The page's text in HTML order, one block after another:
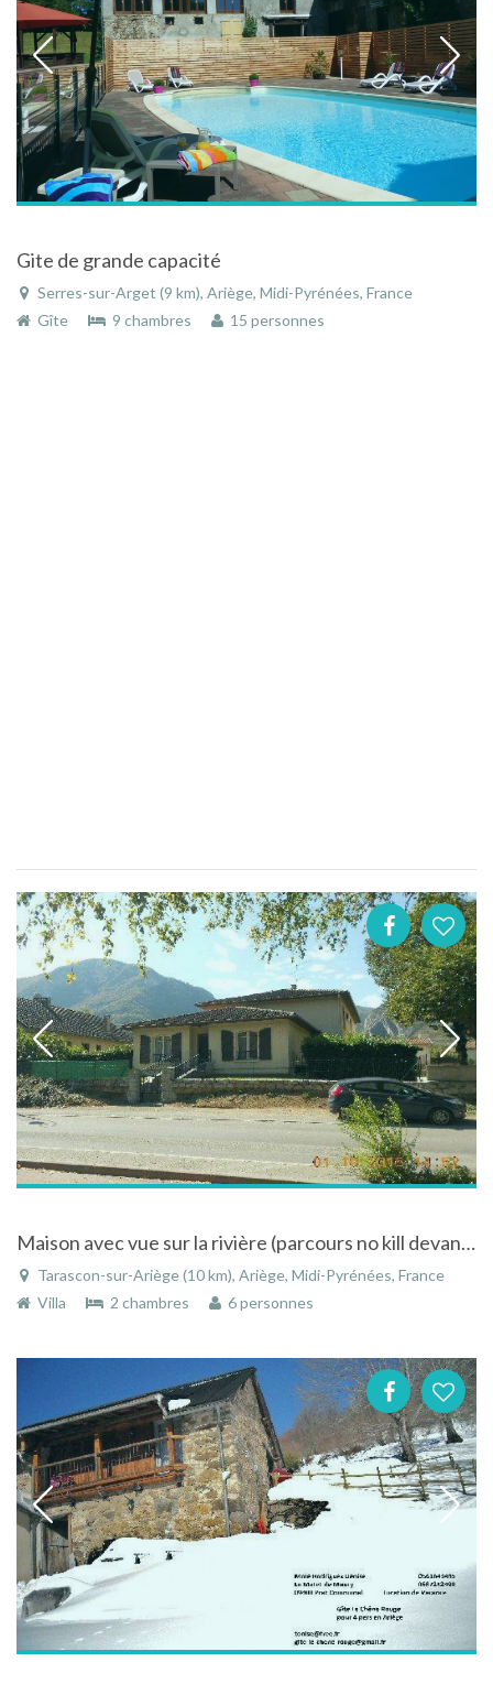
Gite de grande capacité
Serres-sur-Arget (9 km), Ariège, Midi-Pyrénées, France
Gîte
9 chambres 15 personnes
Maison avec vue sur la rivière (parcours no kill devant la location) et les montagnes à Tarascon-sur-Ariège dans l'Ariège
Tarascon-sur-Ariège (10 km), Ariège, Midi-Pyrénées, France
Villa
2 chambres 6 personnes